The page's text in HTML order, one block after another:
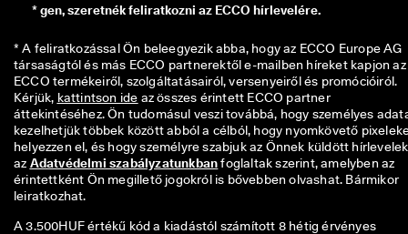
*gen, szeretnék feliratkozni az ECCO hírlevelére.
* A feliratkozással Ön beleegyezik abba, hogy az ECCO Europe AG
társaságtól és más ECCO partnerektől e-mailben híreket kapjon az
ECCO termékeiről, szolgáltatásairól, versenyeiről és promócióiról.
Kérjük, kattintson ide az összes érintett ECCO partner
áttekintéséhez. Ön tudomásul veszi továbbá, hogy személyes
kezelhetjük többek között abból a célból, hogy nyomkövető
helyezzen el, és hogy személyre szabjuk az Önnek küldött
az Adatvédelmi szabályzatunkban foglaltak szerint, amelyben az
érintettként Ön megillető jogokról is bővebben olvashat. Bármikor
leiratkozhat.
A 3.500HUF értékű kód a kiadástól számított 8 hétig érvényes